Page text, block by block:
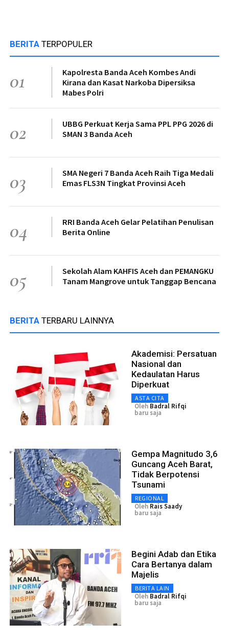
BERITA TERPOPULER
01
Kapolresta Banda Aceh Kombes Andi
Kirana dan Kasat Narkoba Dipersiksa
Mabes Polri
02
UBBG Perkuat Kerja Sama PPL PPG 2026 di
SMAN 3 Banda Aceh
03
SMA Negeri 7 Banda Aceh Raih Tiga Medali
Emas FLS3N Tingkat Provinsi Aceh
04
RRI Banda Aceh Gelar Pelatihan Penulisan
Berita Online
05
Sekolah Alam KAHFIS Aceh dan PEMANGKU
Tanam Mangrove untuk Tanggap Bencana
BERITA TERBARU LAINNYA
Akademisi: Persatuan
Nasional dan
Kedaulatan Harus
Diperkuat
ASTA CITA
Oleh Badral Rifqi
baru saja
Gempa Magnitudo 3,6
Guncang Aceh Barat,
Tidak Berpotensi
Tsunami
REGIONAL
Oleh Rais Saady
baru saja
Begini Adab dan Etika
Cara Bertanya dalam
Majelis
BERITA LAIN
Oleh Badral Rifqi
baru saja